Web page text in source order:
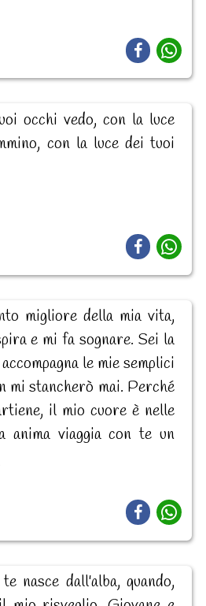
occhi vedo, con la luce
con la luce dei tuoi
migliore della mia vita,
e mi fa sognare. Sei la
le mie semplici
mi stancherò mai. Perché
il mio cuore è nelle
anima viaggia con te un
nasce dall'alba, quando,